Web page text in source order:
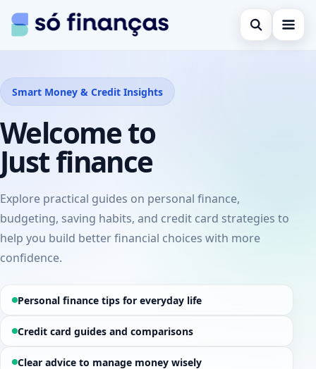
Open search
Empréstimos
Investimentos
Search the site
Search for:
Press Enter to search or ESC to close.
Smart Money & Credit Insights
Welcome to
Just finance
Explore practical guides on personal finance,
budgeting, saving habits, and credit card strategies to
help you build better financial choices with more
confidence.
Personal finance tips for everyday life
Credit card guides and comparisons
Clear advice to manage money wisely